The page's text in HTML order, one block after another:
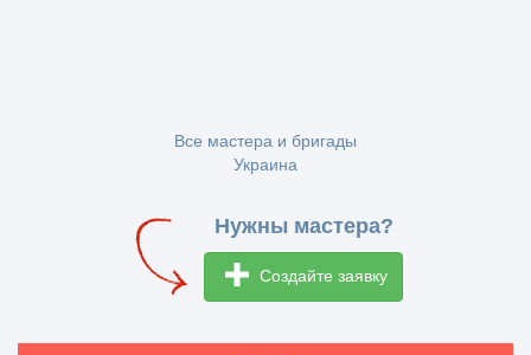
Все мастера и бригады
Украина
Нужны мастера?
Создайте заявку